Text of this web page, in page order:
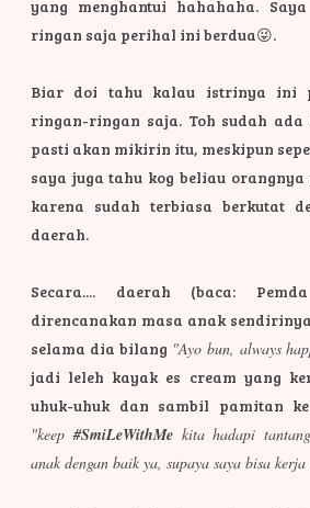
yang menghantui hahahaha.
ringan saja perihal ini berdua😜.
Biar doi tahu kalau istrinya ini
ringan-ringan saja. Toh sudah ada
pasti akan mikirin itu, meskipun
saya juga tahu kog beliau orangnya
karena sudah terbiasa berkutat
daerah.
Secara.... daerah (baca:
direncanakan masa anak
selama dia bilang "Ayo bun, always
jadi leleh kayak es cream yang
uhuk-uhuk dan sambil pamitan
"keep#SmiLeWithMe kita hadapi
anak dengan baik ya, supaya saya bisa